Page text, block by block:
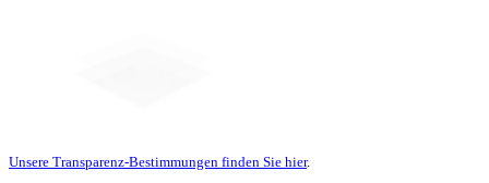
Unsere Transparenz-Bestimmungen finden Sie hier.